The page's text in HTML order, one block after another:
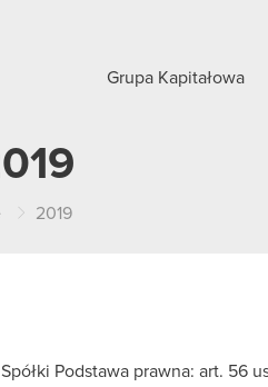
Grupa Kapitałowa
2019
Podstawa prawna: art. 56